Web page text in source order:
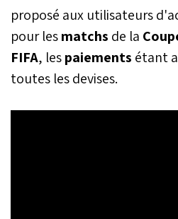
proposé aux utilisateurs
pour lesmatchs de la
FIFA, lespaiements étant
toutes les devises.